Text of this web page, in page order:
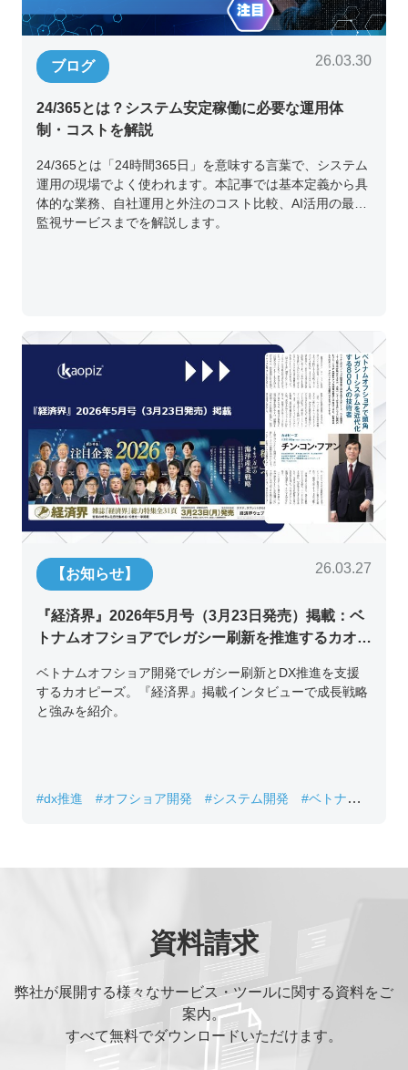
ブログ 26.03.30
24/365とは？システム安定稼働に必要な運用体
制・コストを解説
24/365とは「24時間365日」を意味する言葉で、システム
運用の現場でよく使われます。本記事では基本定義から具
体的な業務、自社運用と外注のコスト比較、AI活用の最新
監視サービスまでを解説します。
【お知らせ】 26.03.27
『経済界』2026年5月号（3月23日発売）掲載：ベ
トナムオフショアでレガシー刷新を推進するカオピ
ベトナムオフショア開発でレガシー刷新とDX推進を支援
するカオピーズ。『経済界』掲載インタビューで成長戦略
と強みを紹介。
#dx推進 #オフショア開発 #システム開発
#ベトナムIT
資料請求
弊社が展開する様々なサービス・ツールに関する資料をご
案内。
すべて無料でダウンロードいただけます。